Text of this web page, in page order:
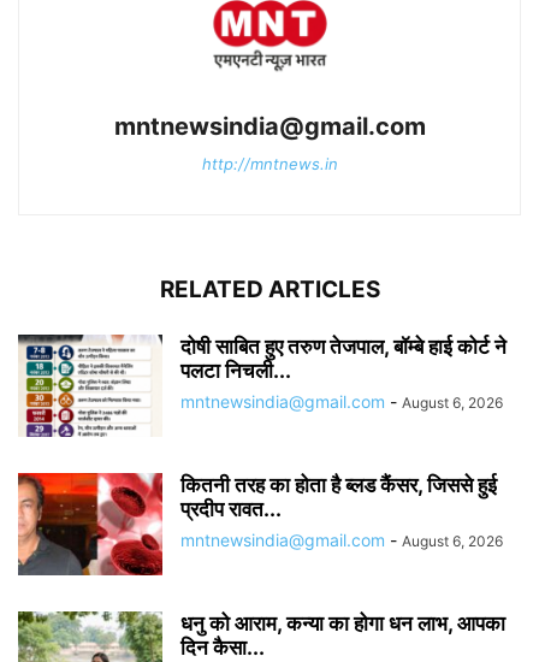
mntnewsindia@gmail.com
http://mntnews.in
RELATED ARTICLES
दोषी साबित हुए तरुण तेजपाल, बॉम्बे हाई कोर्ट ने
पलटा निचली...
mntnewsindia@gmail.com - August 6, 2026
कितनी तरह का होता है ब्लड कैंसर, जिससे हुई
प्रदीप रावत...
mntnewsindia@gmail.com - August 6, 2026
धनु को आराम, कन्या का होगा धन लाभ, आपका
दिन कैसा...